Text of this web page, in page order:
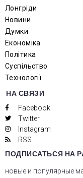
Лонгріди
Новини
Думки
Економіка
Політика
Суспільство
Технології
НА СВЯЗИ
Facebook
Twitter
Instagram
RSS
ПОДПИСАТЬСЯ НА
новые и популярные